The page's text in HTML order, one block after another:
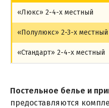
«Люкс» 2-4-х местный
«Полулюкс» 2-3-х местный
«Стандарт» 2-4-х местный
Постельное белье и
предоставляются